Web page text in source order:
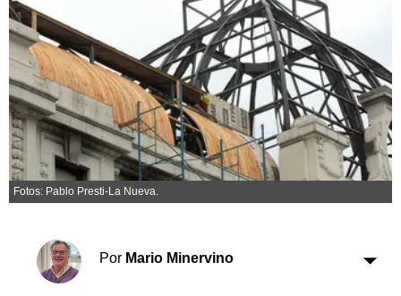
Sociedad y tiempo
libre
Sociedad
Tecnología
Turismo
Salud
Es viral
El tiempo
Cartón Lleno
Fúnebres
Horóscopo
Suplementos
Fotos: Pablo Presti-La Nueva.
Por Mario Minervino